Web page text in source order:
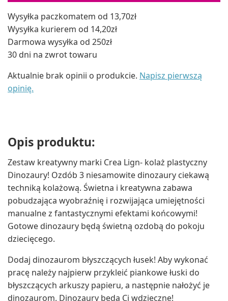
Wysyłka paczkomatem od 13,70zł
Wysyłka kurierem od 14,20zł
Darmowa wysyłka od 250zł
30 dni na zwrot towaru
Aktualnie brak opinii o produkcie. Napisz pierwszą
opinię.
Opis produktu:
Zestaw kreatywny marki Crea Lign- kolaż plastyczny
Dinozaury! Ozdób 3 niesamowite dinozaury ciekawą
techniką kolażową. Świetna i kreatywna zabawa
pobudzająca wyobraźnię i rozwijająca umiejętności
manualne z fantastycznymi efektami końcowymi!
Gotowe dinozaury będą świetną ozdobą do pokoju
dziecięcego.
Dodaj dinozaurom błyszczących łusek! Aby wykonać
pracę należy najpierw przykleić piankowe łuski do
błyszczących arkuszy papieru, a następnie nałożyć je
dinozaurom. Dinozaury będą Ci wdzięczne!